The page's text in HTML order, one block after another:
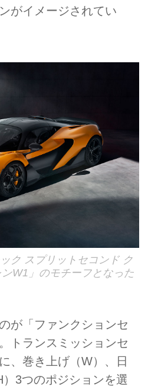
がイメージされてい
ク スプリットセコンド ク
W1」のモチーフとなった
が「ファンクションセ
トランスミッションセ
、巻き上げ（W）、日
3つのポジションを選